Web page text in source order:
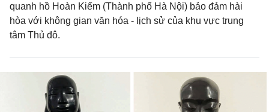
quanh hồ Hoàn Kiếm (Thành phố Hà Nội) bảo đảm hài
hòa với không gian văn hóa - lịch sử của khu vực trung
tâm Thủ đô.